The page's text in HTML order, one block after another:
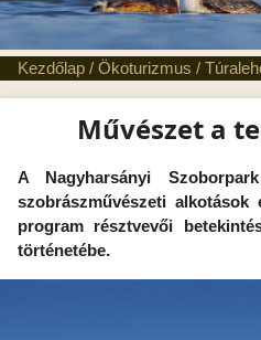
Kezdőlap / Ökoturizmus /
Művészet a
A Nagyharsányi
szobrászművészeti alkotások
program résztvevői
történetébe.